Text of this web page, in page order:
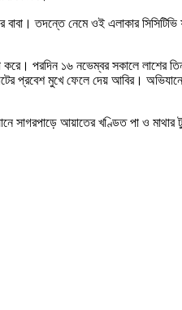
বাবা। তদন্তে নেমে ওই এলাকার
করে। পরদিন ১৬ নভেম্বর সকালে
প্রবেশ মুখে ফেলে দেয় আবির।
সাগরপাড়ে আয়াতের খণ্ডিত পা ও মাথার